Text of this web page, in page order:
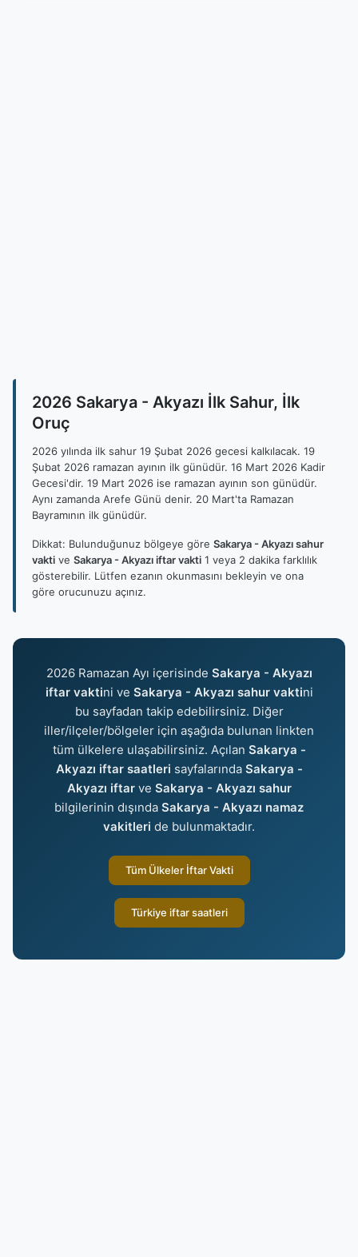
2026 Sakarya - Akyazı İlk Sahur, İlk
Oruç
2026 yılında ilk sahur 19 Şubat 2026 gecesi kalkılacak. 19
Şubat 2026 ramazan ayının ilk günüdür. 16 Mart 2026 Kadir
Gecesi'dir. 19 Mart 2026 ise ramazan ayının son günüdür.
Aynı zamanda Arefe Günü denir. 20 Mart'ta Ramazan
Bayramının ilk günüdür.
Dikkat: Bulunduğunuz bölgeye göre Sakarya - Akyazı sahur
vakti ve Sakarya - Akyazı iftar vakti 1 veya 2 dakika farklılık
gösterebilir. Lütfen ezanın okunmasını bekleyin ve ona
göre orucunuzu açınız.
2026 Ramazan Ayı içerisinde Sakarya - Akyazı
iftar vaktini ve Sakarya - Akyazı sahur vaktini
bu sayfadan takip edebilirsiniz. Diğer
iller/ilçeler/bölgeler için aşağıda bulunan linkten
tüm ülkelere ulaşabilirsiniz. Açılan Sakarya -
Akyazı iftar saatleri sayfalarında Sakarya -
Akyazı iftarve Sakarya - Akyazı sahur
bilgilerinin dışında Sakarya - Akyazı namaz
vakitleri de bulunmaktadır.
Tüm Ülkeler İftar Vakti
Türkiye iftar saatleri